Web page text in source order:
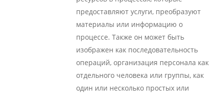
предоставляют услуги, преобразуют
материалы или информацию о
процессе. Также он может быть
изображен как последовательность
операций, организация персонала как
отдельного человека или группы, как
один или несколько простых или